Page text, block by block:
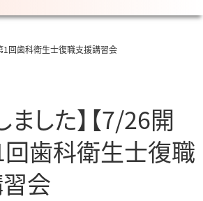
第1回歯科衛生士復職支援講習会
ました】【7/26開
回歯科衛生士復職
会